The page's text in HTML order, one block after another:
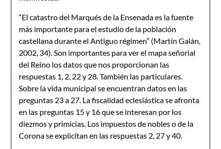
“El catastro del Marqués de la Ensenada es la fuente
más importante para el estudio de la población
castellana durante el Antiguo régimen” (Martín Galán,
2002, 34). Son importantes para ver el mapa señorial
del Reino los datos que nos proporcionan las
respuestas 1, 2, 22 y 28. También las particulares.
Sobre la vida municipal se encuentran datos en las
preguntas 23 a 27. La fiscalidad eclesiástica se afronta
en las preguntas 15 y 16 que se interesan por los
diezmos y primicias. Los impuestos de nobles o de la
Corona se explicitan en las respuestas 2, 27 y 40.